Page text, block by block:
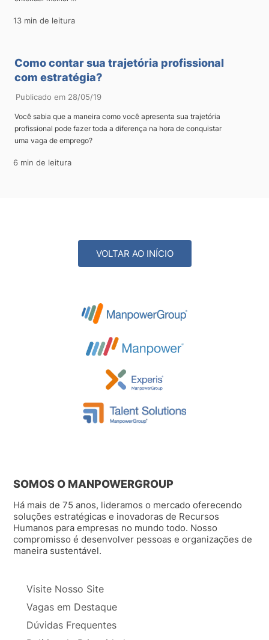
13 min de leitura
Como contar sua trajetória profissional
com estratégia?
Publicado em 28/05/19
Você sabia que a maneira como você apresenta sua trajetória
profissional pode fazer toda a diferença na hora de conquistar
uma vaga de emprego?
6 min de leitura
VOLTAR AO INÍCIO
SOMOS O MANPOWERGROUP
Há mais de 75 anos, lideramos o mercado oferecendo
soluções estratégicas e inovadoras de Recursos
Humanos para empresas no mundo todo. Nosso
compromisso é desenvolver pessoas e organizações de
maneira sustentável.
Visite Nosso Site
Vagas em Destaque
Dúvidas Frequentes